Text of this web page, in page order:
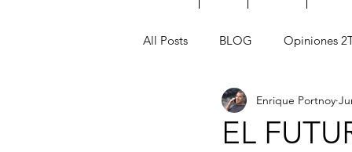
All Posts BLOG Opiniones
FINANZAS PARA
EL
Enrique Portnoy